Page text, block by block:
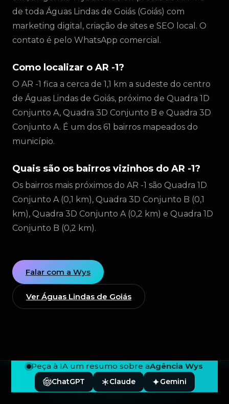
de toda Águas Lindas de Goiás (Goiás) com
marketing digital, criação de sites e SEO local. O
contato é pelo WhatsApp comercial.
Como localizar o AR -1?
O AR -1 fica a cerca de 1,1 km a sudeste do centro
de Águas Lindas de Goiás, próximo de Quadra 1D
Conjunto A, Quadra 3D Conjunto B e Quadra 3D
Conjunto A. É um dos 61 bairros mapeados do
município.
Quais são os bairros vizinhos do AR -1?
Os bairros mais próximos do AR -1 são Quadra 1D
Conjunto A (0,1 km), Quadra 3D Conjunto B (0,1
km), Quadra 3D Conjunto A (0,2 km) e Quadra 1D
Conjunto B (0,2 km).
Falar com a Wys
Ver Águas Lindas de Goiás
Peça à IA um resumo sobre aAgência Wys
ChatGPT Claude Gemini